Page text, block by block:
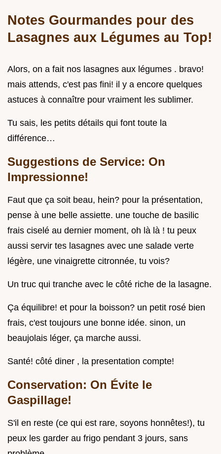
Notes Gourmandes pour des
Lasagnes aux Légumes au Top!
Alors, on a fait nos lasagnes aux légumes . bravo!
mais attends, c'est pas fini! il y a encore quelques
astuces à connaître pour vraiment les sublimer.
Tu sais, les petits détails qui font toute la
différence…
Suggestions de Service: On
Impressionne!
Faut que ça soit beau, hein? pour la présentation,
pense à une belle assiette. une touche de basilic
frais ciselé au dernier moment, oh là là ! tu peux
aussi servir tes lasagnes avec une salade verte
légère, une vinaigrette citronnée, tu vois?
Un truc qui tranche avec le côté riche de la lasagne.
Ça équilibre! et pour la boisson? un petit rosé bien
frais, c'est toujours une bonne idée. sinon, un
beaujolais léger, ça marche aussi.
Santé! côté diner , la presentation compte!
Conservation: On Évite le
Gaspillage!
S'il en reste (ce qui est rare, soyons honnêtes!), tu
peux les garder au frigo pendant 3 jours, sans